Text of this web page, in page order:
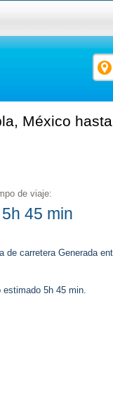
México
de viaje:
5h 45 min
de carretera Generada
5h 45 min.